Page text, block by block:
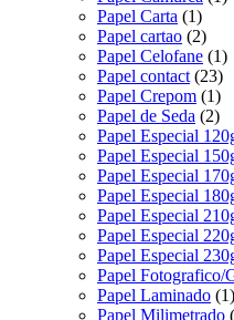
Papel Carta (1)
Papel cartao (2)
Papel Celofane (1)
Papel contact (23)
Papel Crepom (1)
Papel de Seda (2)
Papel Especial
Papel Especial
Papel Especial
Papel Especial
Papel Especial
Papel Especial
Papel Especial
Papel Fotografico/
Papel Laminado (1)
Papel Milimetrado